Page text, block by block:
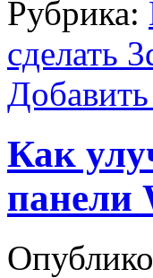
Рубрика:
сделать
Как
панели